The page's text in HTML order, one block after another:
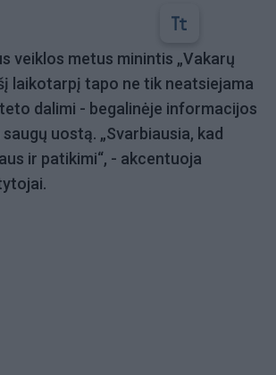
veiklos metus minintis „Vakarų
laikotarpį tapo ne tik neatsiejama
dalimi - begalinėje informacijos
uostą. „Svarbiausia, kad
ir patikimi“, - akcentuoja